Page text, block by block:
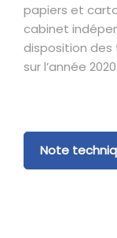
papiers et
cabinet
disposition
sur l’année 2020.
Note